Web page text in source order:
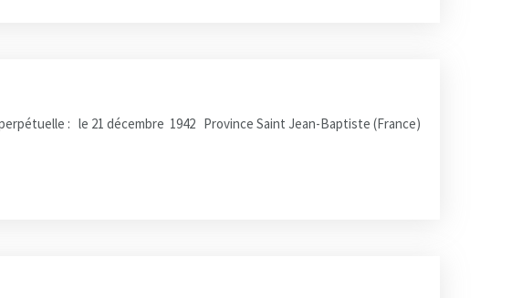
: le 21 décembre 1942 Province Saint Jean-Baptiste (France)